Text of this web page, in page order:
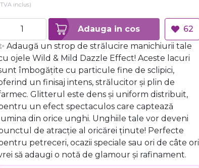
inclus)
Adauga in cos
62
Adaugă un strop de strălucire manichiurii tale
ojele Wild & Mild Dazzle Effect! Aceste lacuri
îmbogățite cu particule fine de sclipici,
un finisaj intens, strălucitor și plin de
Glitterul este dens și uniform distribuit,
un efect spectaculos care captează
lumina din orice unghi. Unghiile tale vor deveni
de atracție al oricărei ținute! Perfecte
petreceri, ocazii speciale sau ori de câte ori
să adaugi o notă de glamour și rafinament.